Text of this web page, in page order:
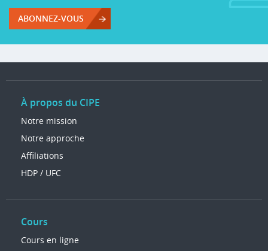
ABONNEZ-VOUS
À propos du CIPE
Notre mission
Notre approche
Affiliations
HDP / UFC
Cours
Cours en ligne